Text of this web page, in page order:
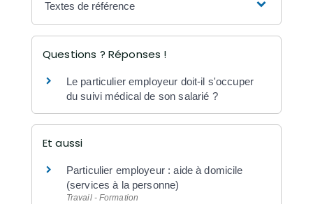
Textes de référence
Questions ? Réponses !
Le particulier employeur doit-il s'occuper
du suivi médical de son salarié ?
Et aussi
Particulier employeur : aide à domicile
(services à la personne)
Travail - Formation